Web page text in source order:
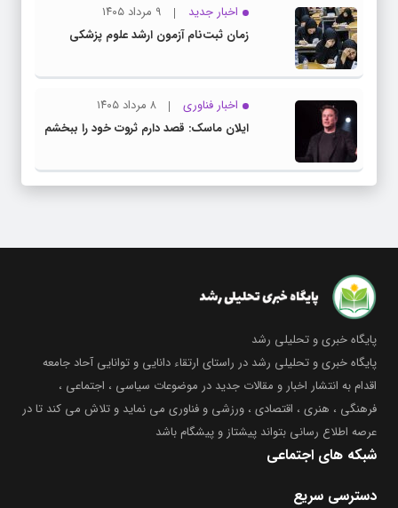
اخبار جدید
۹ مرداد ۱۴۰۵
زمان ثبت‌نام آزمون ارشد علوم پزشکی
اخبار فناوری
۸ مرداد ۱۴۰۵
ایلان ماسک: قصد دارم ثروت خود را ببخشم
پایگاه خبری و تحلیلی رشد
پایگاه خبری و تحلیلی رشد در راستای ارتقاء دانایی و توانایی آحاد جامعه
اقدام به انتشار اخبار و مقالات جدید در موضوعات سیاسی ، اجتماعی ،
فرهنگی ، هنری ، اقتصادی ، ورزشی و فناوری می نماید و تلاش می کند تا در
عرصه اطلاع رسانی بتواند پیشتاز و پیشگام باشد
شبکه های اجتماعی
دسترسی سریع